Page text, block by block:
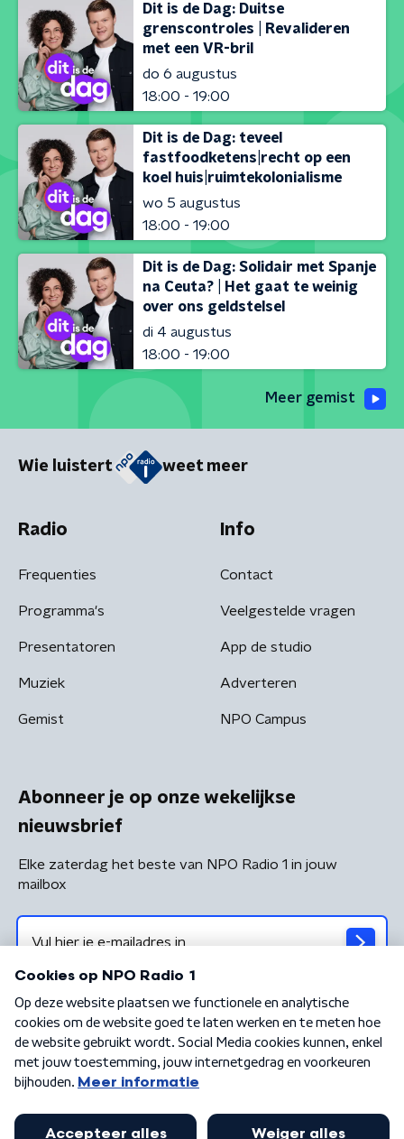
Dit is de Dag: Duitse
grenscontroles | Revalideren
met een VR-bril
do 6 augustus
18:00 - 19:00
Dit is de Dag: teveel
fastfoodketens|recht op een
koel huis|ruimtekolonialisme
wo 5 augustus
18:00 - 19:00
Dit is de Dag: Solidair met Spanje
na Ceuta? | Het gaat te weinig
over ons geldstelsel
di 4 augustus
18:00 - 19:00
Meer gemist
Wie luistert weet meer
Radio
Frequenties
Programma's
Presentatoren
Muziek
Gemist
Info
Contact
Veelgestelde vragen
App de studio
Adverteren
NPO Campus
Abonneer je op onze wekelijkse
nieuwsbrief
Elke zaterdag het beste van NPO Radio 1 in jouw
mailbox
Algemene voorwaarden